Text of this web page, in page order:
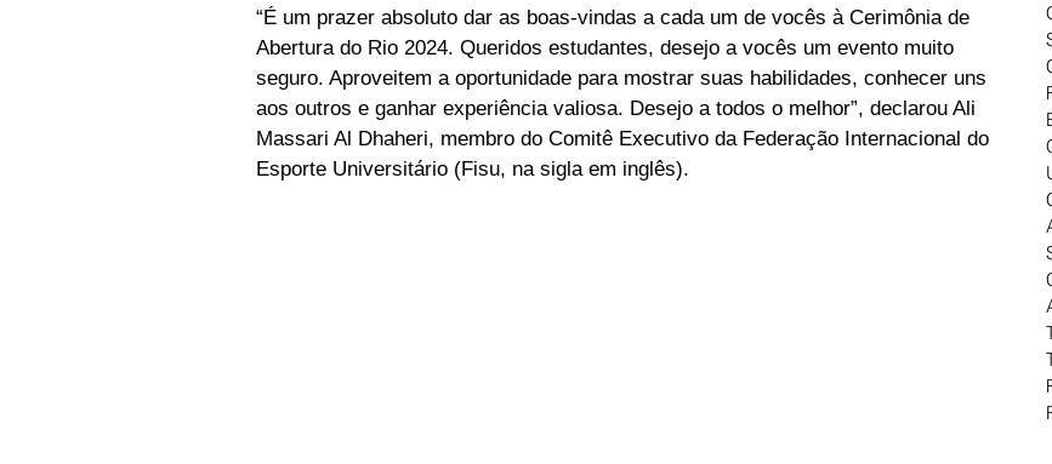
“É um prazer absoluto dar as boas-vindas a cada um de vocês à Cerimônia de
Abertura do Rio 2024. Queridos estudantes, desejo a vocês um evento muito
seguro. Aproveitem a oportunidade para mostrar suas habilidades, conhecer uns
aos outros e ganhar experiência valiosa. Desejo a todos o melhor”, declarou Ali
Massari Al Dhaheri, membro do Comitê Executivo da Federação Internacional do
Esporte Universitário (Fisu, na sigla em inglês).